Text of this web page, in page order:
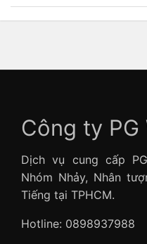
Công ty PG
Dịch vụ cung cấp
Nhóm Nhảy, Nhân
Tiếng tại TPHCM.
Hotline: 0898937988